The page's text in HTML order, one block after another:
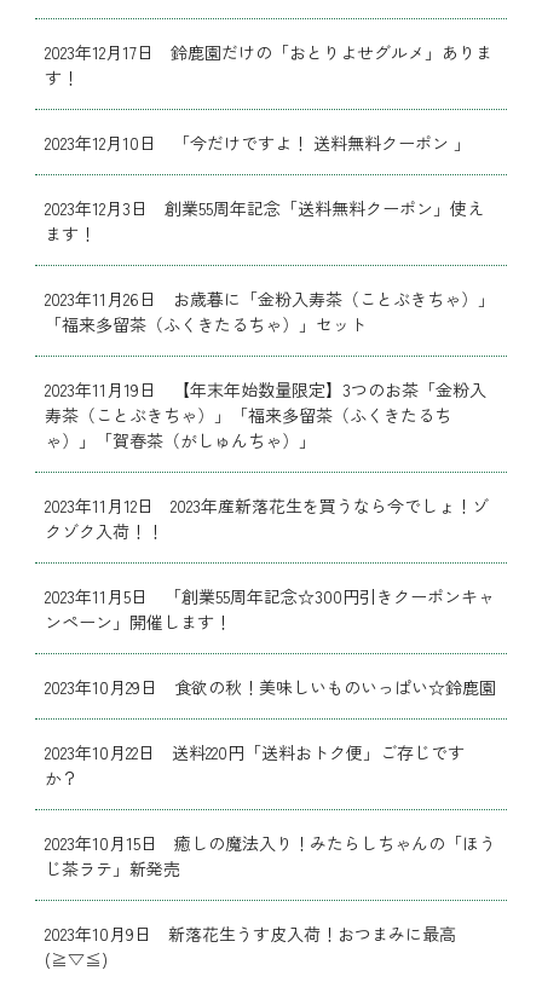
2023年12月17日 鈴鹿園だけの「おとりよせグルメ」ありま
す！
2023年12月10日 「今だけですよ！ 送料無料クーポン 」
2023年12月3日 創業55周年記念「送料無料クーポン」使え
ます！
2023年11月26日 お歳暮に「金粉入寿茶（ことぶきちゃ）」
「福来多留茶（ふくきたるちゃ）」セット
2023年11月19日 【年末年始数量限定】3つのお茶「金粉入
寿茶（ことぶきちゃ）」「福来多留茶（ふくきたるち
ゃ）」「賀春茶（がしゅんちゃ）」
2023年11月12日 2023年産新落花生を買うなら今でしょ！ゾ
クゾク入荷！！
2023年11月5日 「創業55周年記念☆300円引きクーポンキャ
ンペーン」開催します！
2023年10月29日 食欲の秋！美味しいものいっぱい☆鈴鹿園
2023年10月22日 送料220円「送料おトク便」ご存じです
か？
2023年10月15日 癒しの魔法入り！みたらしちゃんの「ほう
じ茶ラテ」新発売
2023年10月9日 新落花生うす皮入荷！おつまみに最高
(≧▽≦)